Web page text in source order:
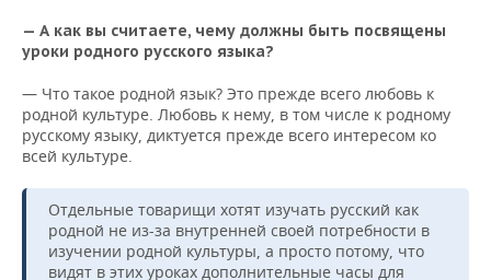
— А как вы считаете, чему должны быть посвящены
уроки родного русского языка?
— Что такое родной язык? Это прежде всего любовь к
родной культуре. Любовь к нему, в том числе к родному
русскому языку, диктуется прежде всего интересом ко
всей культуре.
Отдельные товарищи хотят изучать русский как
родной не из-за внутренней своей потребности в
изучении родной культуры, а просто потому, что
видят в этих уроках дополнительные часы для